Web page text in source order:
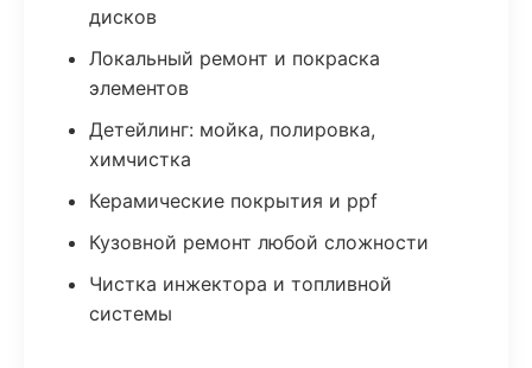
дисков
Локальный ремонт и покраска
элементов
Детейлинг: мойка, полировка,
химчистка
Керамические покрытия и ppf
Кузовной ремонт любой сложности
Чистка инжектора и топливной
системы